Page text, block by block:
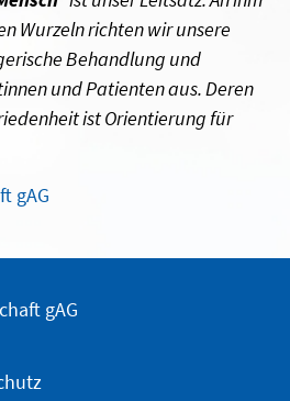
Wurzeln richten wir unsere
Behandlung und
und Patienten aus. Deren
ist Orientierung für
gAG
gAG